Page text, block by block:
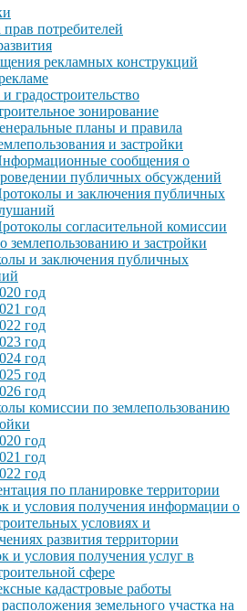
потребителей
рекламных конструкций
градостроительство
зонирование
планы и правила
и застройки
сообщения о
публичных обсуждений
и заключения публичных
согласительной комиссии
землепользованию и застройки
и заключения публичных
год
год
год
год
год
год
год
комиссии по землепользованию
год
год
год
по планировке территории
и условия получения информации о
условиях и
развития территории
и условия получения услуг в
сфере
кадастровые работы
земельного участка на